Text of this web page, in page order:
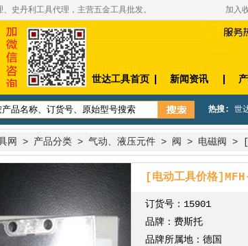
史丹利工具代理，主营五金工具批发。 加入
世达工具首页 新闻资讯
热搜: 世
网 > 产品分类 > 气动、液压元件 > 阀 > 电磁阀 >
[电动工具价格
订货号： 15901
品牌： 费斯托
品牌所属地： 德国